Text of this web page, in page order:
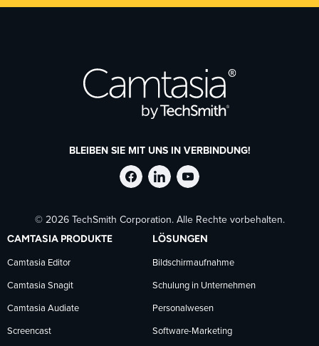
BLEIBEN SIE MIT UNS IN VERBINDUNG!
TechSmith
auf
Facebook
folgen
TechSmith
auf
LinkedIn
folgen
TechSmith
auf
YouTube
folgen
© 2026 TechSmith Corporation. Alle Rechte vorbehalten.
CAMTASIA PRODUKTE
Camtasia Editor
Camtasia Snagit
Camtasia Audiate
Screencast
LÖSUNGEN
Bildschirmaufnahme
Schulung in Unternehmen
Personalwesen
Software-Marketing